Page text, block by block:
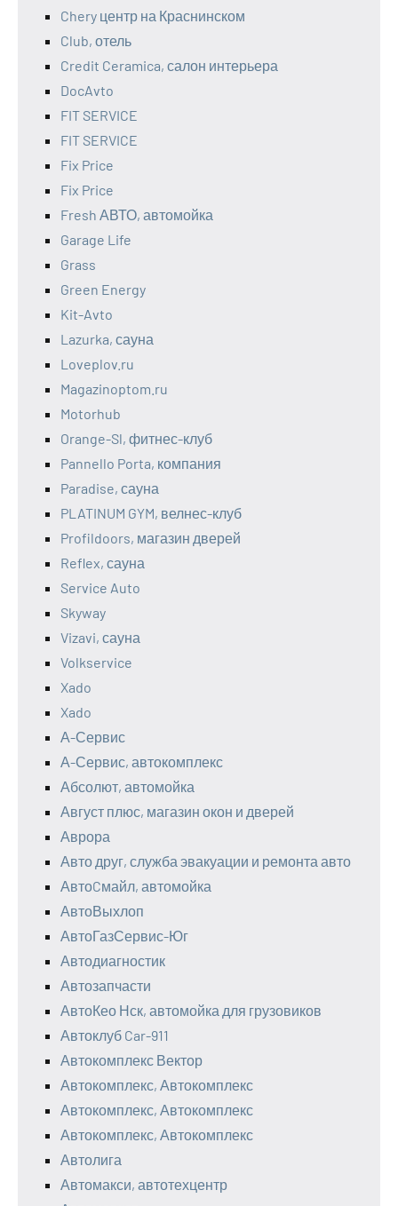
Chery центр на Краснинском
Club, отель
Credit Ceramica, салон интерьера
DocAvto
FIT SERVICE
FIT SERVICE
Fix Price
Fix Price
Fresh АВТО, автомойка
Garage Life
Grass
Green Energy
Kit-Avto
Lazurka, сауна
Loveplov.ru
Magazinoptom.ru
Motorhub
Orange-Sl, фитнес-клуб
Pannello Porta, компания
Paradise, сауна
PLATINUM GYM, велнес-клуб
Profildoors, магазин дверей
Reflex, сауна
Service Auto
Skyway
Vizavi, сауна
Volkservice
Xado
Xado
А-Сервис
А-Сервис, автокомплекс
Абсолют, автомойка
Август плюс, магазин окон и дверей
Аврора
Авто друг, служба эвакуации и ремонта авто
АвтоCмайл, автомойка
АвтоВыхлоп
АвтоГазСервис-Юг
Автодиагностик
Автозапчасти
АвтоКео Нск, автомойка для грузовиков
Автоклуб Car-911
Автокомплекс Вектор
Автокомплекс, Автокомплекс
Автокомплекс, Автокомплекс
Автокомплекс, Автокомплекс
Автолига
Автомакси, автотехцентр